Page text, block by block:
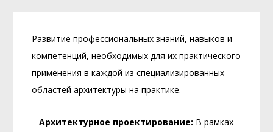
Развитие профессиональных знаний, навыков и
компетенций, необходимых для их практического
применения в каждой из специализированных
областей архитектуры на практике.
–Архитектурное проектирование: В рамках